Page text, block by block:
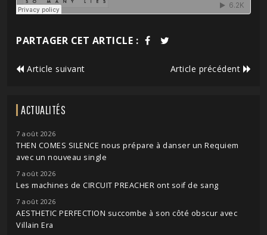
PARTAGER CET ARTICLE :
Article suivant Article précédent
ACTUALITÉS
7 août 2026
THEN COMES SILENCE nous prépare à danser un Requiem
avec un nouveau single
7 août 2026
Les machines de CIRCUIT PREACHER ont soif de sang
7 août 2026
AESTHETIC PERFECTION succombe à son côté obscur avec
Villain Era